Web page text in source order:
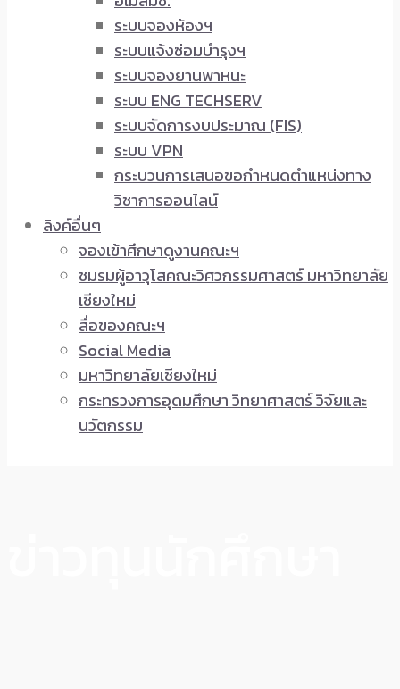
ระบบจองห้องฯ
ระบบแจ้งซ่อมบำรุงฯ
ระบบจองยานพาหนะ
ระบบ ENG TECHSERV
ระบบจัดการงบประมาณ (FIS)
ระบบ VPN
กระบวนการเสนอขอกำหนดตำแหน่งทาง
วิชาการออนไลน์
ลิงค์อื่นๆ
จองเข้าศึกษาดูงานคณะฯ
ชมรมผู้อาวุโสคณะวิศวกรรมศาสตร์ มหาวิทยาลัย
เชียงใหม่
สื่อของคณะฯ
Social Media
มหาวิทยาลัยเชียงใหม่
กระทรวงการอุดมศึกษา วิทยาศาสตร์ วิจัยและ
นวัตกรรม